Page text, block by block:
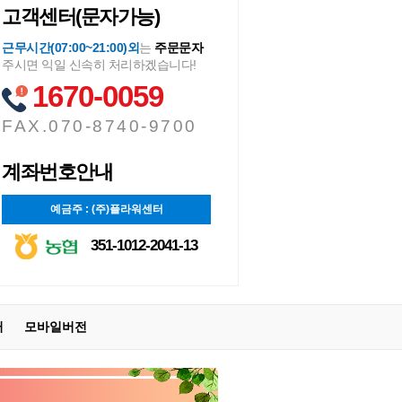
고객센터(문자가능)
근무시간(07:00~21:00)외는 주문문자
주시면 익일 신속히 처리하겠습니다!
1670-0059
FAX.070-8740-9700
계좌번호안내
예금주 : (주)플라워센터
351-1012-2041-13
모바일버전